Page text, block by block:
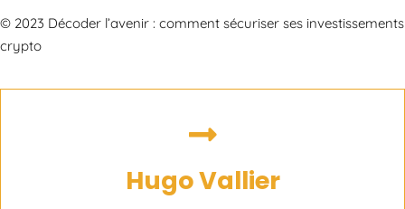
© 2023 Décoder l’avenir : comment sécuriser ses investissements
crypto
Hugo Vallier